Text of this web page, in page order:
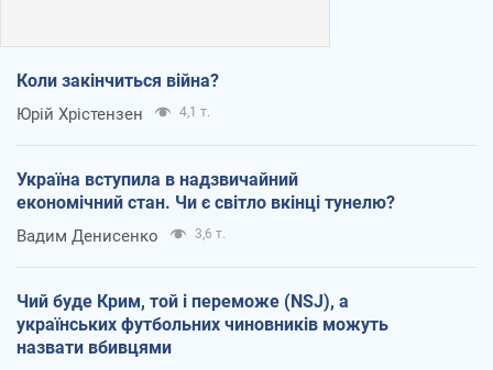
Коли закінчиться війна?
Юрій Хрістензен 4,1 т.
Україна вступила в надзвичайний
економічний стан. Чи є світло вкінці тунелю?
Вадим Денисенко 3,6 т.
Чий буде Крим, той і переможе (NSJ), а
українських футбольних чиновників можуть
назвати вбивцями